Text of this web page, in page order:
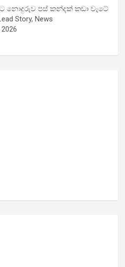
නොදුරුව පස් කන්දක් කඩා වැටේ
Story, News